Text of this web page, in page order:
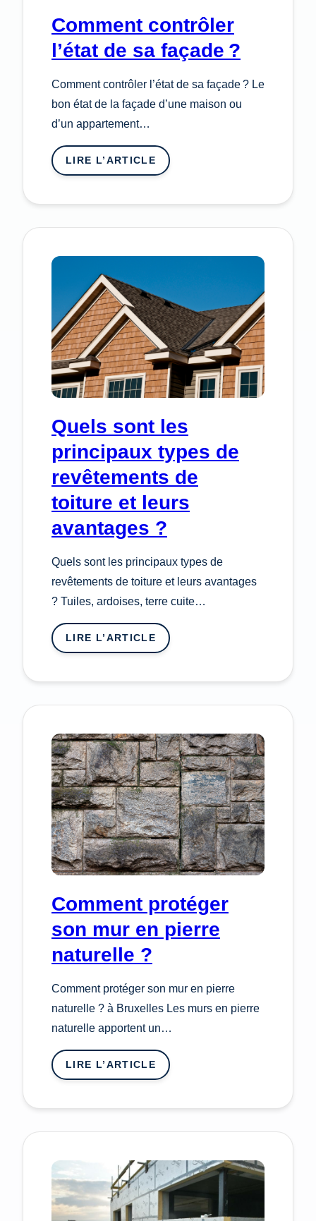
Comment contrôler
l’état de sa façade ?
Comment contrôler l’état de sa façade ? Le
bon état de la façade d’une maison ou
d’un appartement…
LIRE L’ARTICLE
:
DE
FAÇADE ?
Quels sont les
principaux types de
revêtements de
toiture et leurs
avantages ?
Quels sont les principaux types de
revêtements de toiture et leurs avantages
? Tuiles, ardoises, terre cuite…
LIRE L’ARTICLE
:
PRINCIPAUX
DE
REVÊTEMENTS
DE
TOITURE
ET
LEURS
AVANTAGES
?
Comment protéger
son mur en pierre
naturelle ?
Comment protéger son mur en pierre
naturelle ? à Bruxelles Les murs en pierre
naturelle apportent un…
LIRE L’ARTICLE
:
MUR
PIERRE
NATURELLE
?